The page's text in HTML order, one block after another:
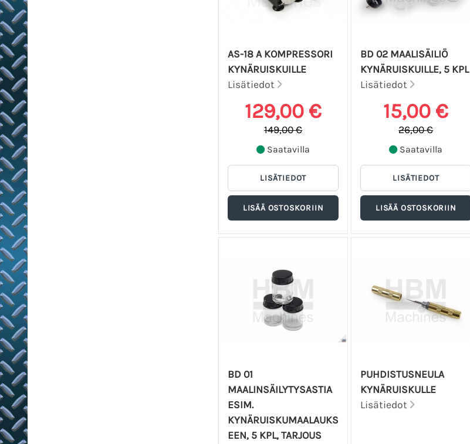
AS-18 A KOMPRESSORI
KYNÄRUISKUILLE
Lisätiedot
129,00 €
149,00 €
Saatavilla
BD 02 MAALISÄILIÖ
KYNÄRUISKUILLE, 5 KPL
Lisätiedot
15,00 €
26,00 €
Saatavilla
BD 01
MAALINSÄILYTYSASTIA
ESIM.
KYNÄRUISKUMAALAUKS
EEN, 5 KPL, TARJOUS
PUHDISTUSNEULA
KYNÄRUISKULLE
Lisätiedot